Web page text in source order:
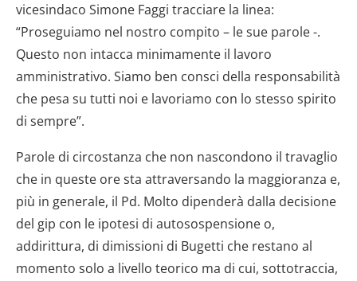
vicesindaco Simone Faggi tracciare la linea:
“Proseguiamo nel nostro compito – le sue parole -.
Questo non intacca minimamente il lavoro
amministrativo. Siamo ben consci della responsabilità
che pesa su tutti noi e lavoriamo con lo stesso spirito
di sempre”.
Parole di circostanza che non nascondono il travaglio
che in queste ore sta attraversando la maggioranza e,
più in generale, il Pd. Molto dipenderà dalla decisione
del gip con le ipotesi di autosospensione o,
addirittura, di dimissioni di Bugetti che restano al
momento solo a livello teorico ma di cui, sottotraccia,